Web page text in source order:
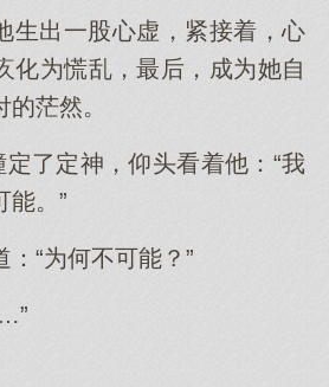
生出一股心虚，紧接着，心
化为慌乱，最后，成为她自
茫然。
定了定神，仰头看着他：“我
能。”
：“为何不可能？”